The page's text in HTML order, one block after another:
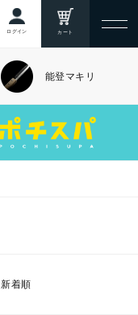
ログイン カート
能登マキリ
新着順